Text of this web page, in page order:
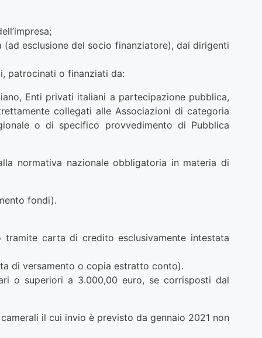
(ad esclusione del socio finanziatore), dai dirigenti
patrocinati o finanziati da:
Enti privati italiani a partecipazione pubblica,
collegati alle Associazioni di categoria
o di specifico provvedimento di Pubblica
normativa nazionale obbligatoria in materia di
fondi).
carta di credito esclusivamente intestata
di versamento o copia estratto conto).
o superiori a 3.000,00 euro, se corrisposti dal
il cui invio è previsto da gennaio 2021 non